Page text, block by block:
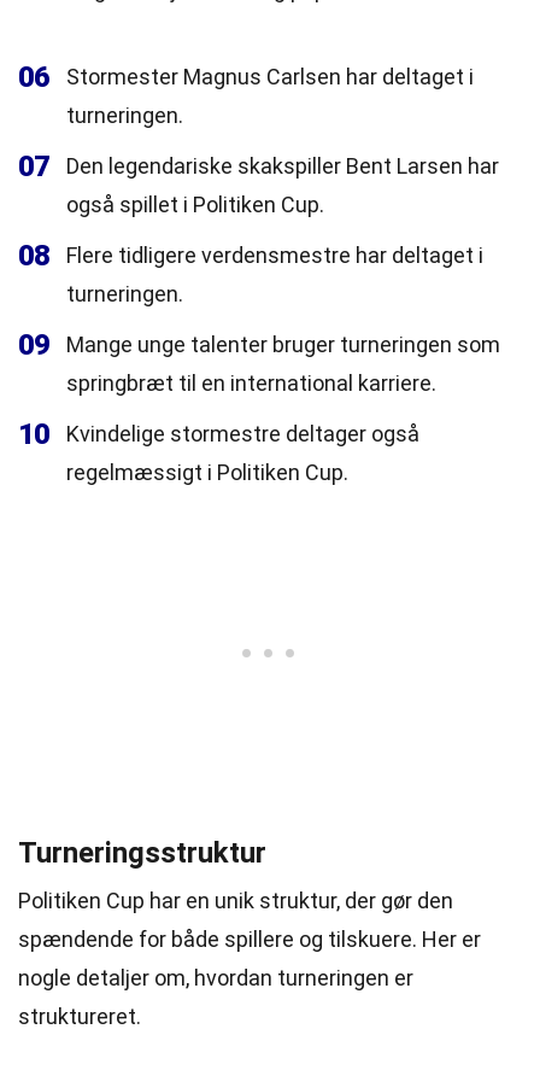
06
Stormester Magnus Carlsen har deltaget i
turneringen.
07
Den legendariske skakspiller Bent Larsen har
også spillet i Politiken Cup.
08
Flere tidligere verdensmestre har deltaget i
turneringen.
09
Mange unge talenter bruger turneringen som
springbræt til en international karriere.
10
Kvindelige stormestre deltager også
regelmæssigt i Politiken Cup.
Turneringsstruktur
Politiken Cup har en unik struktur, der gør den
spændende for både spillere og tilskuere. Her er
nogle detaljer om, hvordan turneringen er
struktureret.